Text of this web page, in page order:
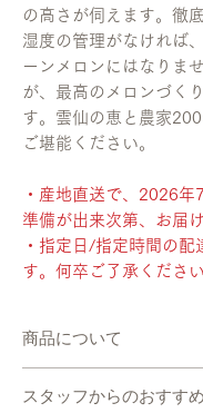
の高さが伺えます。徹
湿度の管理がなければ
ーンメロンにはなりま
が、最高のメロンづく
す。雲仙の恵と農家
ご堪能ください。
・産地直送で、2026年
準備が出来次第、お届け
・指定日/指定時間の配
す。何卒ご了承ください
商品について
が出来次第、お届けしま
スタッフからのおすすめ